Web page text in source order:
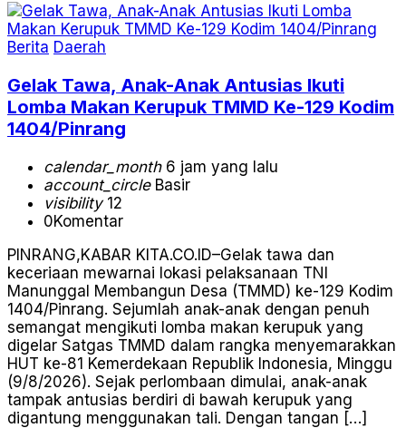
Berita Daerah
Gelak Tawa, Anak-Anak Antusias Ikuti
Lomba Makan Kerupuk TMMD Ke-129 Kodim
1404/Pinrang
calendar_month6 jam yang lalu
account_circleBasir
visibility12
0Komentar
PINRANG,KABAR KITA.CO.ID–Gelak tawa dan
keceriaan mewarnai lokasi pelaksanaan TNI
Manunggal Membangun Desa (TMMD) ke-129 Kodim
1404/Pinrang. Sejumlah anak-anak dengan penuh
semangat mengikuti lomba makan kerupuk yang
digelar Satgas TMMD dalam rangka menyemarakkan
HUT ke-81 Kemerdekaan Republik Indonesia, Minggu
(9/8/2026). Sejak perlombaan dimulai, anak-anak
tampak antusias berdiri di bawah kerupuk yang
digantung menggunakan tali. Dengan tangan […]